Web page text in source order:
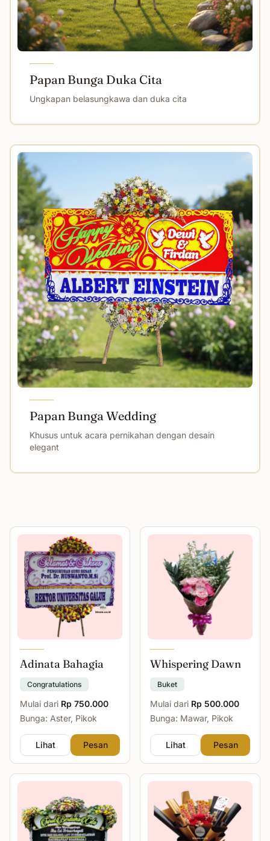
Papan Bunga Duka Cita
Ungkapan belasungkawa dan duka cita
Papan Bunga Wedding
Khusus untuk acara pernikahan dengan desain
elegant
Adinata Bahagia
Congratulations
Mulai dari Rp 750.000
Bunga: Aster, Pikok
Lihat Pesan
Whispering Dawn
Buket
Mulai dari Rp 500.000
Bunga: Mawar, Pikok
Lihat Pesan